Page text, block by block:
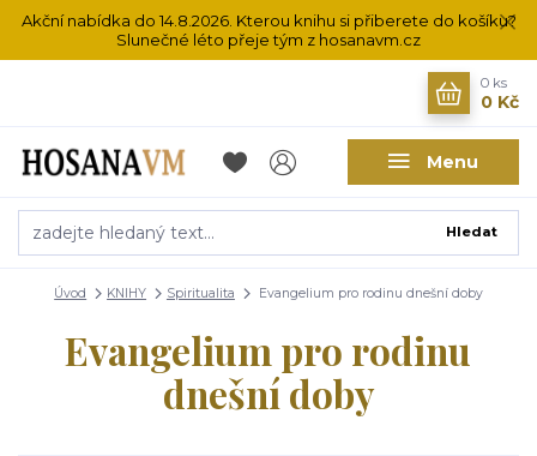
Akční nabídka do 14.8.2026. Kterou knihu si přiberete do košíku?
Slunečné léto přeje tým z hosanavm.cz
Menu
Hledat
0 ks
0 Kč
Úvod KNIHY Spiritualita Evangelium pro rodinu dnešní doby
Evangelium pro rodinu
dnešní doby